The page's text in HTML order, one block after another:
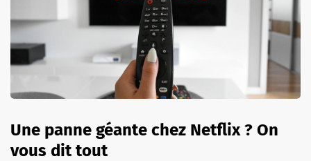
Une panne géante chez Netflix ? On
vous dit tout